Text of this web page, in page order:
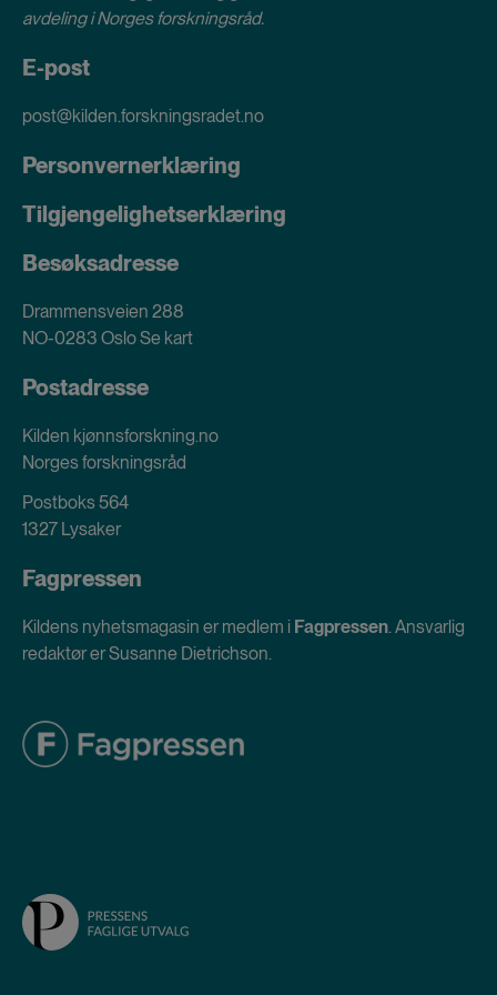
avdeling iNorges forskningsråd.
E-post
post@kilden.forskningsradet.no
Personvernerklæring
Tilgjengelighetserklæring
Besøksadresse
Drammensveien 288
NO-0283 OsloSe kart
Postadresse
Kilden kjønnsforskning.no
Norges forskningsråd
Postboks 564
1327 Lysaker
Fagpressen
Kildens nyhetsmagasin er medlem i Fagpressen. Ansvarlig
redaktør er Susanne Dietrichson.